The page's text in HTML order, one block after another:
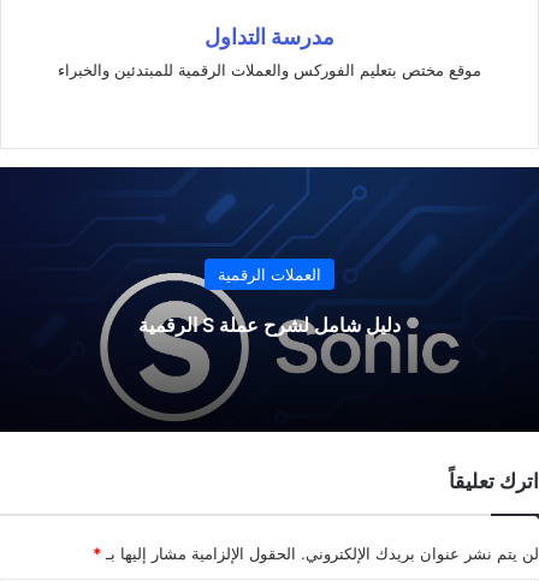
مدرسة التداول
موقع مختص بتعليم الفوركس والعملات الرقمية للمبتدئين والخبراء
العملات الرقمية
دليل شامل لشرح عملة S الرقمية
اترك تعليقاً
لن يتم نشر عنوان بريدك الإلكتروني. الحقول الإلزامية مشار إليها بـ *